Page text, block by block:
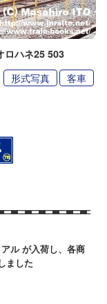
ロハネ25 503
形式写真 客車
ル が入荷し、各商
ました